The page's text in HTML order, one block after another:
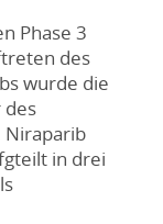
Phase 3
des
wurde die
des
Niraparib
in drei